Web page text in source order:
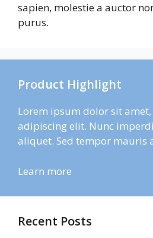
sapien, molestie a auctor
purus.
Product Highlight
Lorem ipsum dolor sit
adipiscing elit. Nunc
aliquet. Sed tempor
Learn more
Recent Posts